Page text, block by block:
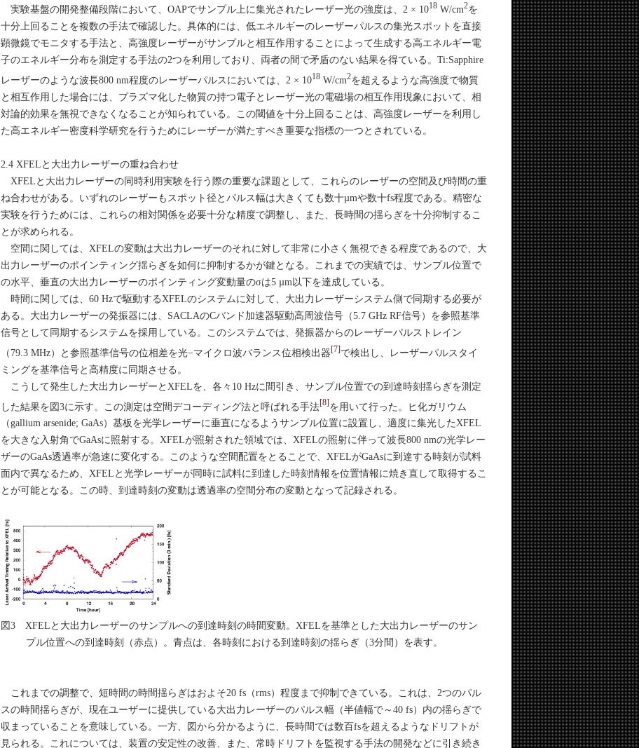
実験基盤の開発整備段階において、OAPでサンプル上に集光されたレーザー光の強度は、2 × 1018 W/cm2を
十分上回ることを複数の手法で確認した。具体的には、低エネルギーのレーザーパルスの集光スポットを直接
顕微鏡でモニタする手法と、高強度レーザーがサンプルと相互作用することによって生成する高エネルギー電
子のエネルギー分布を測定する手法の2つを利用しており、両者の間で矛盾のない結果を得ている。Ti:Sapphire
レーザーのような波長800 nm程度のレーザーパルスにおいては、2 × 1018 W/cm2を超えるような高強度で物質
と相互作用した場合には、プラズマ化した物質の持つ電子とレーザー光の電磁場の相互作用現象において、相
対論的効果を無視できなくなることが知られている。この閾値を十分上回ることは、高強度レーザーを利用し
た高エネルギー密度科学研究を行うためにレーザーが満たすべき重要な指標の一つとされている。
2.4 XFELと大出力レーザーの重ね合わせ
XFELと大出力レーザーの同時利用実験を行う際の重要な課題として、これらのレーザーの空間及び時間の重
ね合わせがある。いずれのレーザーもスポット径とパルス幅は大きくても数十µmや数十fs程度である。精密な
実験を行うためには、これらの相対関係を必要十分な精度で調整し、また、長時間の揺らぎを十分抑制するこ
とが求められる。
空間に関しては、XFELの変動は大出力レーザーのそれに対して非常に小さく無視できる程度であるので、大
出力レーザーのポインティング揺らぎを如何に抑制するかが鍵となる。これまでの実績では、サンプル位置で
の水平、垂直の大出力レーザーのポインティング変動量のσは5 µm以下を達成している。
時間に関しては、60 Hzで駆動するXFELのシステムに対して、大出力レーザーシステム側で同期する必要が
ある。大出力レーザーの発振器には、SACLAのCバンド加速器駆動高周波信号（5.7 GHz RF信号）を参照基準
信号として同期するシステムを採用している。このシステムでは、発振器からのレーザーパルストレイン
（79.3 MHz）と参照基準信号の位相差を光−マイクロ波バランス位相検出器[7]で検出し、レーザーパルスタイ
ミングを基準信号と高精度に同期させる。
こうして発生した大出力レーザーとXFELを、各々10 Hzに間引き、サンプル位置での到達時刻揺らぎを測定
した結果を図3に示す。この測定は空間デコーディング法と呼ばれる手法[8]を用いて行った。ヒ化ガリウム
（gallium arsenide; GaAs）基板を光学レーザーに垂直になるようサンプル位置に設置し、適度に集光したXFEL
を大きな入射角でGaAsに照射する。XFELが照射された領域では、XFELの照射に伴って波長800 nmの光学レー
ザーのGaAs透過率が急速に変化する。このような空間配置をとることで、XFELがGaAsに到達する時刻が試料
面内で異なるため、XFELと光学レーザーが同時に試料に到達した時刻情報を位置情報に焼き直して取得するこ
とが可能となる。この時、到達時刻の変動は透過率の空間分布の変動となって記録される。
図3 XFELと大出力レーザーのサンプルへの到達時刻の時間変動。XFELを基準とした大出力レーザーのサン
プル位置への到達時刻（赤点）。青点は、各時刻における到達時刻の揺らぎ（3分間）を表す。
これまでの調整で、短時間の時間揺らぎはおよそ20 fs（rms）程度まで抑制できている。これは、2つのパル
スの時間揺らぎが、現在ユーザーに提供している大出力レーザーのパルス幅（半値幅で～40 fs）内の揺らぎで
収まっていることを意味している。一方、図から分かるように、長時間では数百fsを超えるようなドリフトが
見られる。これについては、装置の安定性の改善、また、常時ドリフトを監視する手法の開発などに引き続き